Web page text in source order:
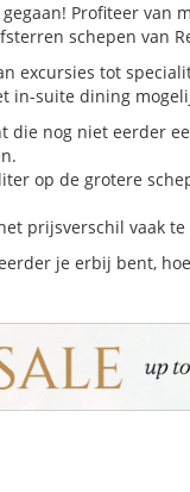
Profiteer van
schepen van
excursies tot
in-suite dining
die nog niet eerder
op de grotere
prijsverschil vaak
je erbij bent,